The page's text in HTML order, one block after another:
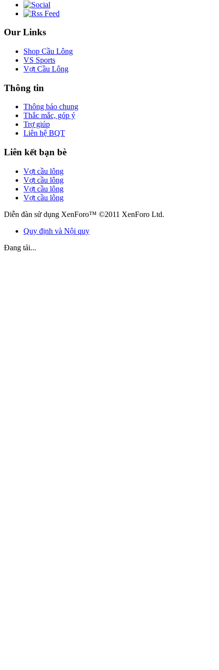
Our Links
Shop Cầu Lông
VS Sports
Vợt Cầu Lông
Thông tin
Thông báo chung
Thắc mắc, góp ý
Trợ giúp
Liên hệ BQT
Liên kết bạn bè
Vợt cầu lông
Vợt cầu lông
Vợt cầu lông
Vợt cầu lông
Diễn đàn sử dụng XenForo™ ©2011 XenForo Ltd.
Quy định và Nội quy
Đang tải...